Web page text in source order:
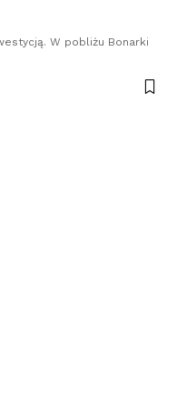
W pobliżu Bonarki